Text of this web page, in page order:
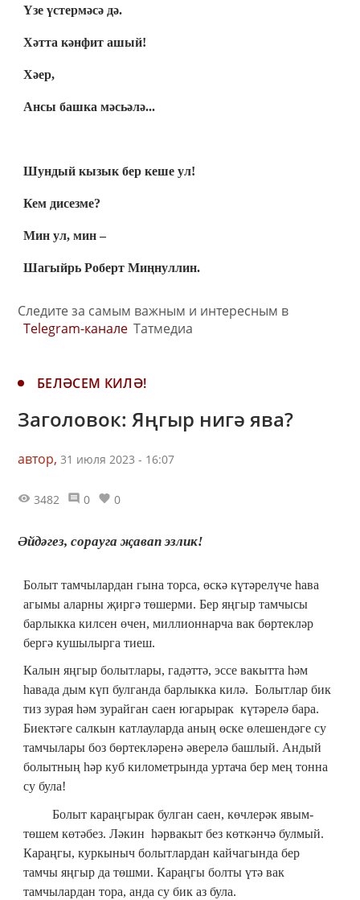
Үзе үстермәсә дә.
Хәтта кәнфит ашый!
Хәер,
Ансы башка мәсьәлә...
Шундый кызык бер кеше ул!
Кем дисезме?
Мин ул, мин –
Шагыйрь Роберт Миңнуллин.
Следите за самым важным и интересным в
Telegram-канале Татмедиа
БЕЛӘСЕМ КИЛӘ!
Заголовок: Яңгыр нигә ява?
автор, 31 июля 2023 - 16:07
3482 0 0
Әйдәгез, сорауга җавап эзлик!
Болыт тамчылардан гына торса, өскә күтәрелүче һава
агымы аларны җиргә төшерми. Бер яңгыр тамчысы
барлыкка килсен өчен, миллионнарча вак бөртекләр
бергә кушылырга тиеш.
Калын яңгыр болытлары, гадәттә, эссе вакытта һәм
һавада дым күп булганда барлыкка килә. Болытлар бик
тиз зурая һәм зурайган саен югарырак күтәрелә бара.
Биектәге салкын катлауларда аның өске өлешендәге су
тамчылары боз бөртекләренә әверелә башлый. Андый
болытның һәр куб километрында уртача бер мең тонна
су була!
Болыт караңгырак булган саен, көчлерәк явым-
төшем көтәбез. Ләкин һәрвакыт без көткәнчә булмый.
Караңгы, куркыныч болытлардан кайчагында бер
тамчы яңгыр да төшми. Караңгы болты үтә вак
тамчылардан тора, анда су бик аз була.